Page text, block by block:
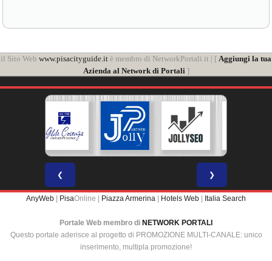
il Sito Web www.pisacityguide.it è membro di NetworkPortali.it | [ Aggiungi la tua
Azienda al Network di Portali ]
❮ ❯
AnyWeb PisaOnline | Piazza Armerina Hotels Web Italia Search
Portale Web membro di NETWORK PORTALI
Questo portale aderisce al progetto di PROMOZIONE MULTI-CANALE: unico
inserimento, multipla promozione!